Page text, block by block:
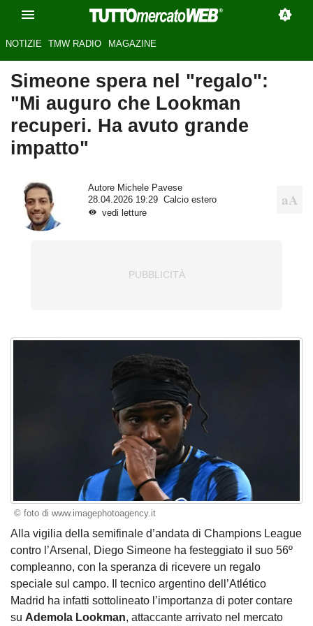
NOTIZIE TMW RADIO MAGAZINE
Simeone spera nel "regalo":
"Mi auguro che Lookman
recuperi. Ha avuto grande
impatto"
Autore Michele Pavese
28.04.2026 19:29
Calcio estero
vedi letture
© foto di www.imagephotoagency.it
Alla vigilia della semifinale d’andata di Champions League
contro l’Arsenal, Diego Simeone ha festeggiato il suo 56º
compleanno, con la speranza di ricevere un regalo
speciale sul campo. Il tecnico argentino dell’Atlético
Madrid ha infatti sottolineato l’importanza di poter contare
su Ademola Lookman, attaccante arrivato nel mercato